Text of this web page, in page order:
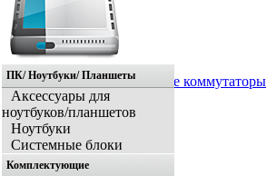
Сетевые коммутаторы
ПК/ Ноутбуки/ Планшеты
Аксессуары для
ноутбуков/планшетов
Ноутбуки
Системные блоки
Комплектующие